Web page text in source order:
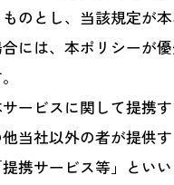
のとし、当該規定が
には、本ポリシーが
ービスに関して提携
他当社以外の者が提供
提携サービス等」とい